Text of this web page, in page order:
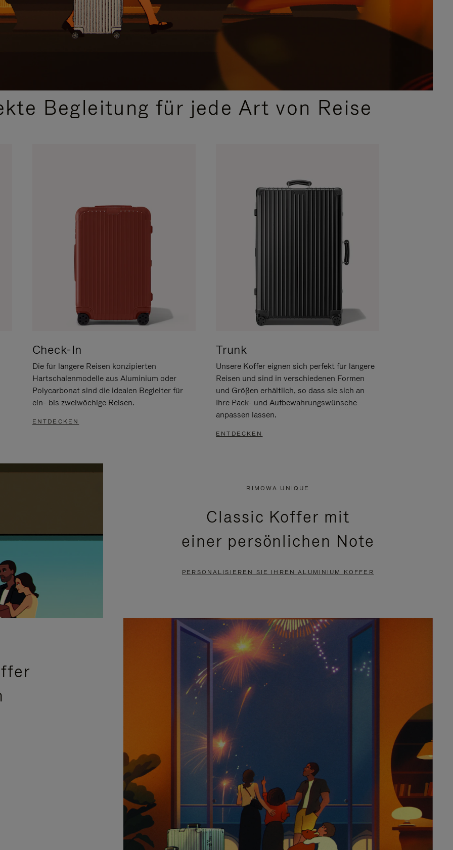
Begleitung für jede Art von Reise
Check-In
Die für längere Reisen konzipierten
Hartschalenmodelle aus Aluminium oder
Polycarbonat sind die idealen Begleiter für
ein- bis zweiwöchige Reisen.
ENTDECKEN
Trunk
Unsere Koffer eignen sich perfekt für längere
Reisen und sind in verschiedenen Formen
und Größen erhältlich, so dass sie sich an
Ihre Pack- und Aufbewahrungswünsche
anpassen lassen.
ENTDECKEN
RIMOWA UNIQUE
Classic Koffer mit
einer persönlichen Note
PERSONALISIEREN SIE IHREN ALUMINIUM KOFFER